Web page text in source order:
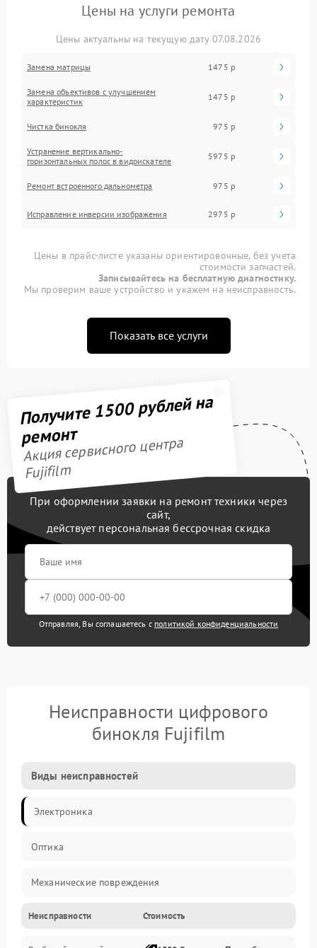
Цены на услуги ремонта
Цены актуальны на текущую дату 07.08.2026
Замена матрицы 1475 р
Замена объективов с улучшением
характеристик
1475 р
Чистка бинокля 975 р
Устранение вертикально-
горизонтальных полос в видоискателе
5975 р
Ремонт встроенного дальнометра 975 р
Исправление инверсии изображения 2975 р
Цены в прайс-листе указаны ориентировочные, без учета
стоимости запчастей.
Записывайтесь на бесплатную диагностику.
Мы проверим ваше устройство и укажем на неисправность.
Показать все услуги
Получите 1500 рублей на
ремонт
Акция сервисного центра
Fujifilm
При оформлении заявки на ремонт техники через
сайт,
действует персональная бессрочная скидка
Отправляя, Вы соглашаетесь с политикой конфиденциальности
Неисправности цифрового
бинокля Fujifilm
Виды неисправностей
Электроника
Оптика
Механические повреждения
Видео
Неисправности Стоимость